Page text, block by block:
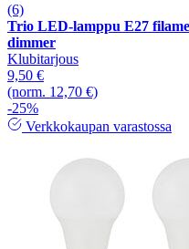
(6)
Trio LED-lamppu E27
dimmer
Klubitarjous
9,50 €
(norm. 12,70 €)
-25%
Verkkokaupan varastossa